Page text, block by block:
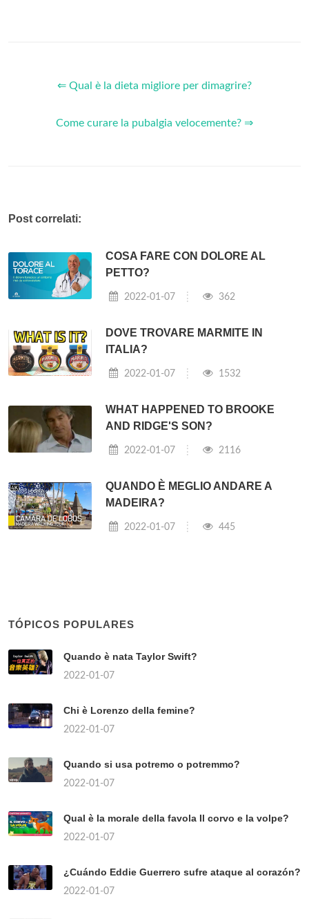
⇐ Qual è la dieta migliore per dimagrire?
Come curare la pubalgia velocemente? ⇒
Post correlati:
COSA FARE CON DOLORE AL
PETTO?
2022-01-07 362
DOVE TROVARE MARMITE IN
ITALIA?
2022-01-07 1532
WHAT HAPPENED TO BROOKE
AND RIDGE'S SON?
2022-01-07 2116
QUANDO È MEGLIO ANDARE A
MADEIRA?
2022-01-07 445
TÓPICOS POPULARES
Quando è nata Taylor Swift?
2022-01-07
Chi è Lorenzo della femine?
2022-01-07
Quando si usa potremo o potremmo?
2022-01-07
Qual è la morale della favola Il corvo e la volpe?
2022-01-07
¿Cuándo Eddie Guerrero sufre ataque al corazón?
2022-01-07